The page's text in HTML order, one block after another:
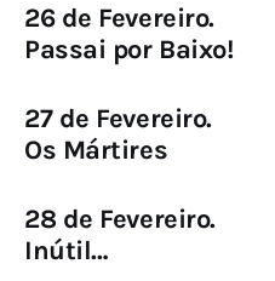
26 de Fevereiro.
Passai por Baixo!
27 de Fevereiro.
Os Mártires
28 de Fevereiro.
Inútil…